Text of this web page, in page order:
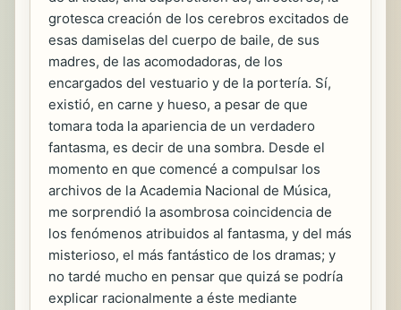
grotesca creación de los cerebros excitados de
esas damiselas del cuerpo de baile, de sus
madres, de las acomodadoras, de los
encargados del vestuario y de la portería. Sí,
existió, en carne y hueso, a pesar de que
tomara toda la apariencia de un verdadero
fantasma, es decir de una sombra. Desde el
momento en que comencé a compulsar los
archivos de la Academia Nacional de Música,
me sorprendió la asombrosa coincidencia de
los fenómenos atribuidos al fantasma, y del más
misterioso, el más fantástico de los dramas; y
no tardé mucho en pensar que quizá se podría
explicar racionalmente a éste mediante